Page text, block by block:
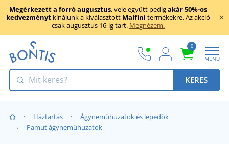
Megérkezett a forró augusztus, vele együtt pedigakár 50%-os
kedvezményt kínálunk a kiválasztott Malfini termékekre. Az akció
csak augusztus 16-ig tart. Megnézem.
0
MENU
KERES
Háztartás
Ágyneműhuzatok és lepedők
Pamut ágyneműhuzatok